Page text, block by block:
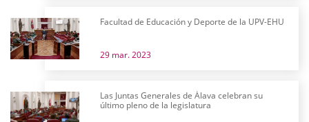
Facultad de Educación y Deporte de la UPV-EHU
29 mar. 2023
Las Juntas Generales de Álava celebran su
último pleno de la legislatura